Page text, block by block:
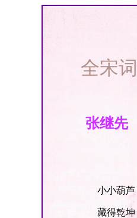
全宋词
张继先
小小葫芦
藏得乾坤